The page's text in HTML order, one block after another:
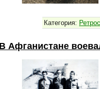
Категория:
Афганистане